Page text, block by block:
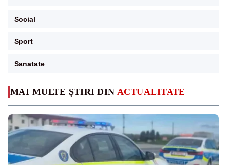
MAI MULTE ȘTIRI DIN ACTUALITATE
Social
Sport
Sanatate